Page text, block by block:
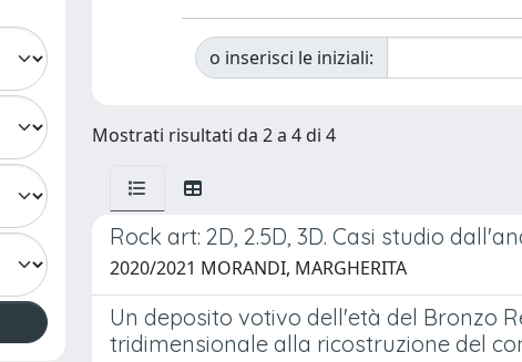
o inserisci le iniziali:
Mostrati risultati da 2 a 4 di 4
Rock art: 2D, 2.5D, 3D. Casi studio
2020/2021 MORANDI, MARGHERITA
Un deposito votivo dell'età del Bronzo
tridimensionale alla ricostruzione del